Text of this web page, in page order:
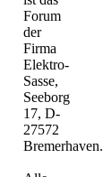
Forum
der
Firma
Elektro-
Sasse,
Seeborg
17, D-
27572
Bremerhaven.